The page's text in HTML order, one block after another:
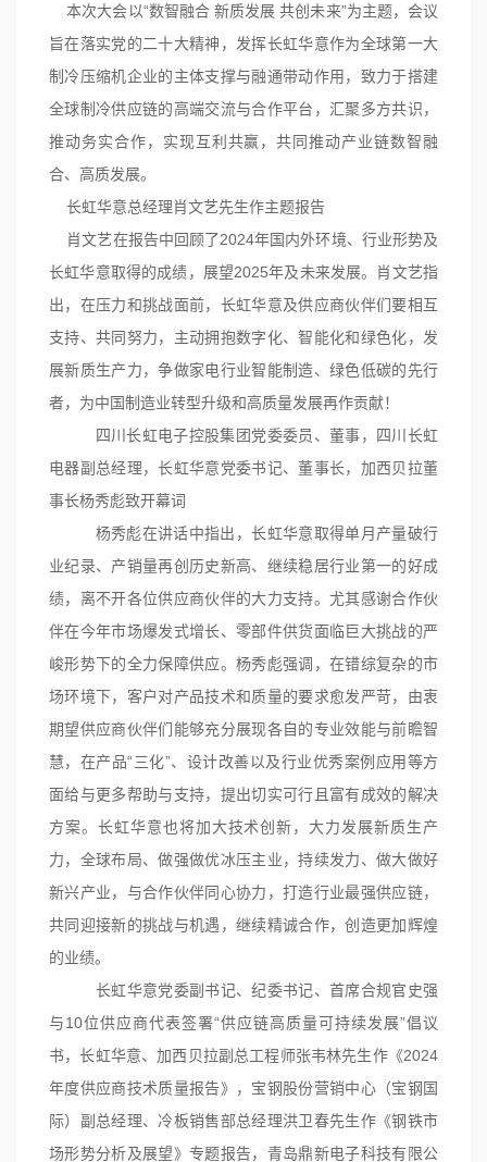
本次大会以“数智融合 新质发展 共创未来”为主题，会议
旨在落实党的二十大精神，发挥长虹华意作为全球第一大
制冷压缩机企业的主体支撑与融通带动作用，致力于搭建
全球制冷供应链的高端交流与合作平台，汇聚多方共识，
推动务实合作，实现互利共赢，共同推动产业链数智融
合、高质发展。
长虹华意总经理肖文艺先生作主题报告
肖文艺在报告中回顾了2024年国内外环境、行业形势及
长虹华意取得的成绩，展望2025年及未来发展。 肖文艺指
出，在压力和挑战面前，长虹华意及供应商伙伴们要相互
支持、共同努力，主动拥抱数字化、智能化和绿色化，发
展新质生产力，争做家电行业智能制造、绿色低碳的先行
者，为中国制造业转型升级和高质量发展再作贡献！
四川长虹电子控股集团党委委员、董事，四川长虹
电器副总经理，长虹华意党委书记、董事长，加西贝拉董
事长杨秀彪致开幕词
杨秀彪在讲话中指出，长虹华意取得单月产量破行
业纪录、产销量再创历史新高、继续稳居行业第一的好成
绩，离不开各位供应商伙伴的大力支持。尤其感谢合作伙
伴在今年市场爆发式增长、零部件供货面临巨大挑战的严
峻形势下的全力保障供应。杨秀彪强调，在错综复杂的市
场环境下，客户对产品技术和质量的要求愈发严苛，由衷
期望供应商伙伴们能够充分展现各自的专业效能与前瞻智
慧，在产品“三化”、设计改善以及行业优秀案例应用等方
面给与更多帮助与支持，提出切实可行且富有成效的解决
方案。长虹华意也将加大技术创新，大力发展新质生产
力，全球布局、做强做优冰压主业，持续发力、做大做好
新兴产业，与合作伙伴同心协力，打造行业最强供应链，
共同迎接新的挑战与机遇，继续精诚合作，创造更加辉煌
的业绩。
长虹华意党委副书记、纪委书记、首席合规官史强
与10位供应商代表签署“供应链高质量可持续发展”倡议
书，长虹华意、加西贝拉副总工程师张韦林先生作《2024
年度供应商技术质量报告》，宝钢股份营销中心（宝钢国
际）副总经理、冷板销售部总经理洪卫春先生作《钢铁市
场形势分析及展望》 专题报告，青岛鼎新电子科技有限公